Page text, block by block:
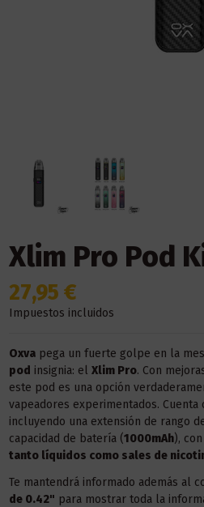
Xlim Pro Pod
27,95 €
Impuestos incluidos
Oxvapega un fuerte golpe en la
pod insignia: el Xlim Pro. Con
este pod es una opción
vapeadores experimentados. Cuenta
incluyendo una extensión de rango
capacidad de batería (1000mAh),
tanto líquidos como sales de
Te mantendrá informado además al
de 0.42" para mostrar toda la